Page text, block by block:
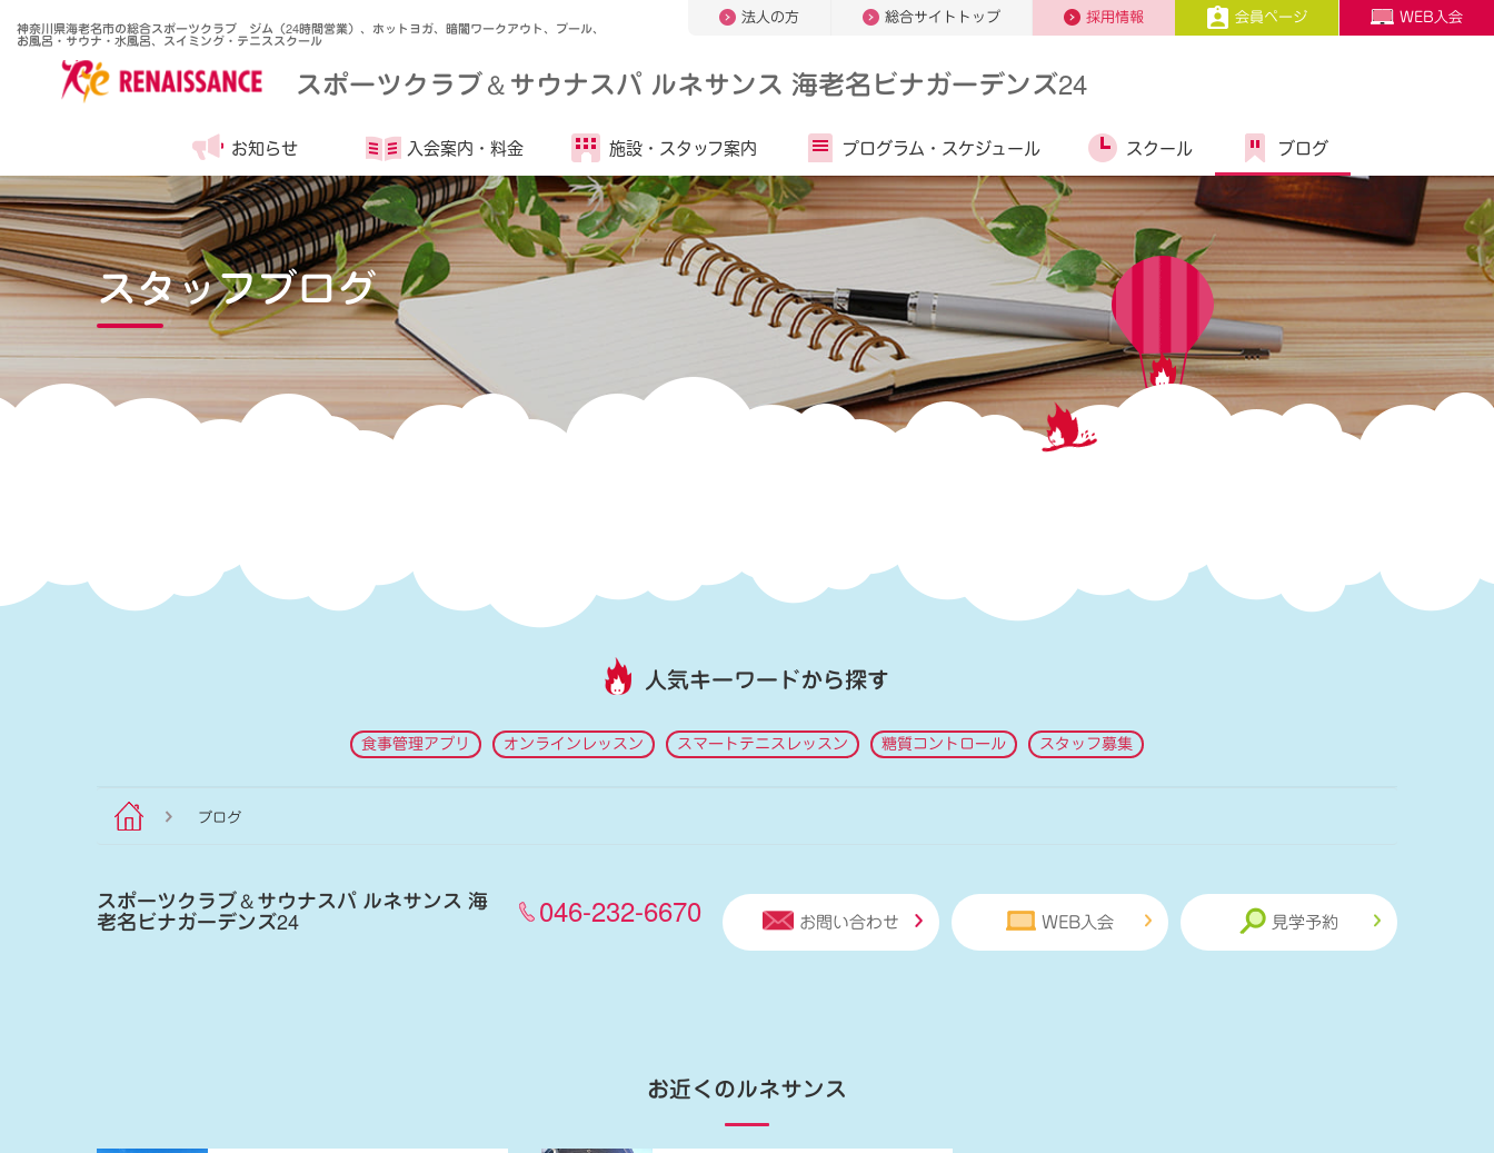
神奈川県海老名市の総合スポーツクラブ ジム（24時間営業）、ホットヨガ、暗闇ワークアウト、プール、
お風呂・サウナ・水風呂、スイミング・テニススクール
法人の方 総合サイトトップ 採用情報 会員ページ WEB入会
スポーツクラブ＆サウナスパ ルネサンス 海老名ビナガーデンズ24
お知らせ 入会案内・ 料金 施設・ スタッフ案内 プログラム・ スケジュール スクール ブログ
スタッフブログ
人気キーワードから探す
食事管理アプリ オンラインレッスン スマートテニスレッスン 糖質コントロール スタッフ募集
ブログ
スポーツクラブ＆サウナスパ ルネサンス 海
老名ビナガーデンズ24 046-232-6670 お問い合わせ WEB入会 見学予約
お近くのルネサンス